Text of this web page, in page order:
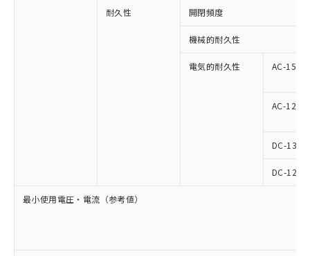
耐久性 開閉頻度
機械的耐久性
電気的耐久性 AC-15
AC-12
DC-13
DC-12
最小使用電圧・電流（参考値）